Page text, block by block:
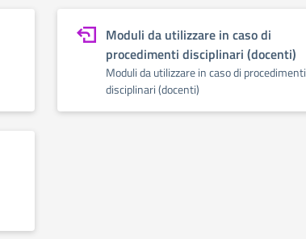
Moduli da utilizzare in caso di
procedimenti disciplinari (docenti)
Moduli da utilizzare in caso di procedimenti
disciplinari (docenti)